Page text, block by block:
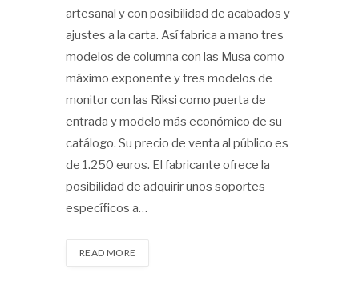
artesanal y con posibilidad de acabados y
ajustes a la carta. Así fabrica a mano tres
modelos de columna con las Musa como
máximo exponente y tres modelos de
monitor con las Riksi como puerta de
entrada y modelo más económico de su
catálogo. Su precio de venta al público es
de 1.250 euros. El fabricante ofrece la
posibilidad de adquirir unos soportes
específicos a…
READ MORE